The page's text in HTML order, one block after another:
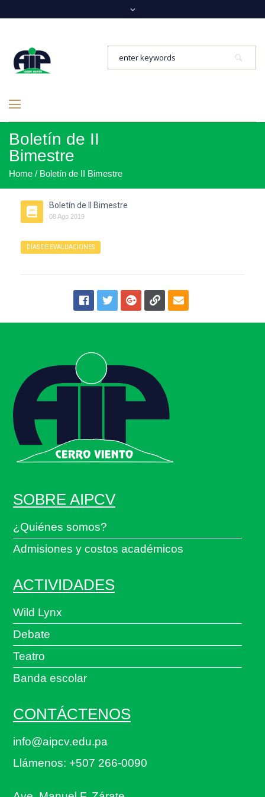
Boletín de II
Bimestre
Home / Boletín de II Bimestre
Boletín de II Bimestre
08Ago 2019
DÍAS DE EVALUACIONES
SOBRE AIPCV
¿Quiénes somos?
Admisiones y costos académicos
ACTIVIDADES
Wild Lynx
Debate
Teatro
Banda escolar
CONTÁCTENOS
info@aipcv.edu.pa
Llámenos: +507 266-0090